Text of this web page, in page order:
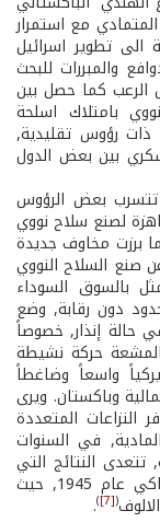
مع استمرار
الى تطوير اسرائيل
والمبررات للبحث
الرعب كما حصل بين
بامتلاك اسلحة
ذات رؤوس تقليدية,
بين بعض الدول
تتسرب بعض الرؤوس
لصنع سلاح نووي
برزت مخاوف جديدة
صنع السلاح النووي
بالسوق السوداء
دون رقابة, وضع
حالة إنذار, خصوصاً
حركة نشيطة
واسعاً وضاغطاً
وباكستان. ويرى
النزاعات المتعددة
في السنوات
تتعدى النتائج التي
عرفها العالم بتفجير قنبلتي هيروشيما وناكازاكي عام 1945, حيث
(
[7]
)
.